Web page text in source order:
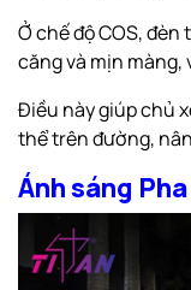
Ở chế độ COS,
căng và mịn màng,
Điều này giúp chủ
thể trên đường,
Ánh sáng